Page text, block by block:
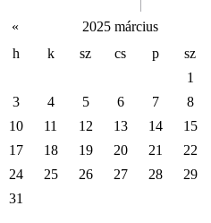
«
2025 március
h
k sz cs p
sz
1
3
4 5 6 7
8
10
11 12 13 14
15
17
18 19 20 21
22
24
25 26 27 28
29
31